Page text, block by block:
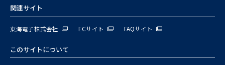
関連サイト
東海電子株式会社 ECサイト FAQサイト
このサイトについて